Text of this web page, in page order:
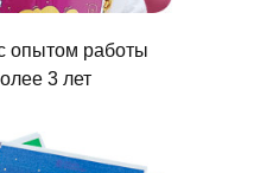
опытом работы
3 лет